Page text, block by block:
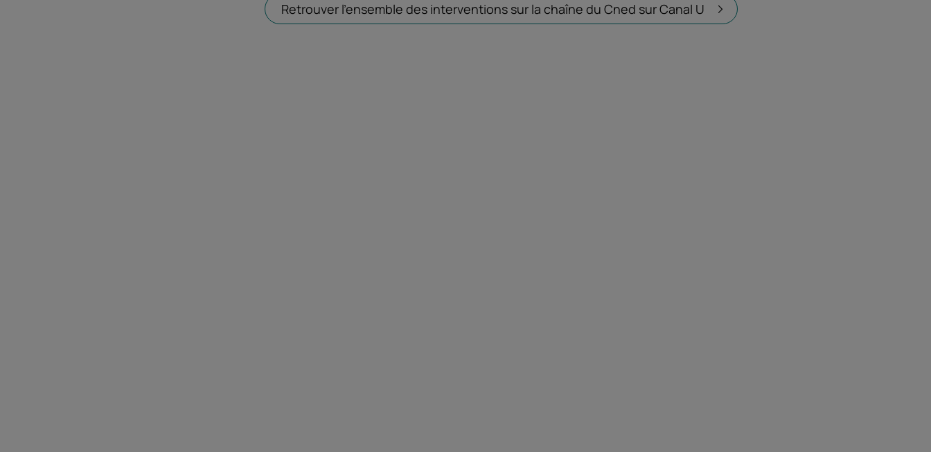
Retrouver l'ensemble des interventions sur la chaîne du Cned sur Canal U